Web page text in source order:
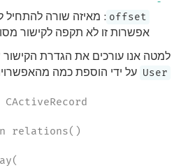
offset : מאיזה שורה להתחיל
אפשרות זו לא תקפה לקישור
למטה אנו עורכים את הגדרת
User על ידי הוספת כמה
relations()